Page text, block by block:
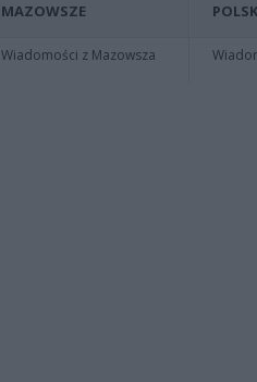
MAZOWSZE
Wiadomości z Mazowsza